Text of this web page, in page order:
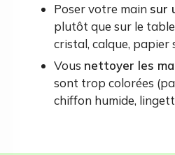
Poser votre main sur
plutôt que sur le
cristal, calque, papier
Vous nettoyer les
sont trop colorées
chiffon humide,